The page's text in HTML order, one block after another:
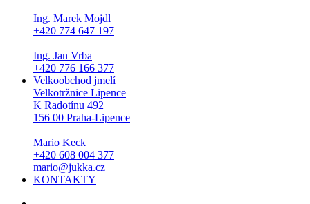
Ing. Marek Mojdl
+420 774 647 197
Ing. Jan Vrba
+420 776 166 377
Velkoobchod jmelí
Velkotržnice Lipence
K Radotínu 492
156 00 Praha-Lipence
Mario Keck
+420 608 004 377
mario@jukka.cz
KONTAKTY